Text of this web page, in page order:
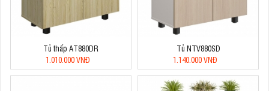
Tủ thấp AT880DR
1.010.000 VNĐ
Tủ NTV880SD
1.140.000 VNĐ